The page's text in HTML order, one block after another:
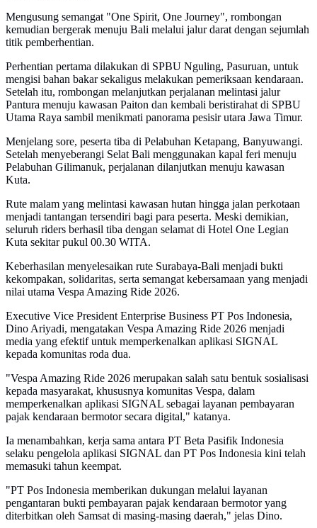
Mengusung semangat "One Spirit, One Journey", rombongan
kemudian bergerak menuju Bali melalui jalur darat dengan sejumlah
titik pemberhentian.
Perhentian pertama dilakukan di SPBU Nguling, Pasuruan, untuk
mengisi bahan bakar sekaligus melakukan pemeriksaan kendaraan.
Setelah itu, rombongan melanjutkan perjalanan melintasi jalur
Pantura menuju kawasan Paiton dan kembali beristirahat di SPBU
Utama Raya sambil menikmati panorama pesisir utara Jawa Timur.
Menjelang sore, peserta tiba di Pelabuhan Ketapang, Banyuwangi.
Setelah menyeberangi Selat Bali menggunakan kapal feri menuju
Pelabuhan Gilimanuk, perjalanan dilanjutkan menuju kawasan
Kuta.
Rute malam yang melintasi kawasan hutan hingga jalan perkotaan
menjadi tantangan tersendiri bagi para peserta. Meski demikian,
seluruh riders berhasil tiba dengan selamat di Hotel One Legian
Kuta sekitar pukul 00.30 WITA.
Keberhasilan menyelesaikan rute Surabaya-Bali menjadi bukti
kekompakan, solidaritas, serta semangat kebersamaan yang menjadi
nilai utama Vespa Amazing Ride 2026.
Executive Vice President Enterprise Business PT Pos Indonesia,
Dino Ariyadi, mengatakan Vespa Amazing Ride 2026 menjadi
media yang efektif untuk memperkenalkan aplikasi SIGNAL
kepada komunitas roda dua.
"Vespa Amazing Ride 2026 merupakan salah satu bentuk sosialisasi
kepada masyarakat, khususnya komunitas Vespa, dalam
memperkenalkan aplikasi SIGNAL sebagai layanan pembayaran
pajak kendaraan bermotor secara digital," katanya.
Ia menambahkan, kerja sama antara PT Beta Pasifik Indonesia
selaku pengelola aplikasi SIGNAL dan PT Pos Indonesia kini telah
memasuki tahun keempat.
"PT Pos Indonesia memberikan dukungan melalui layanan
pengantaran bukti pembayaran pajak kendaraan bermotor yang
diterbitkan oleh Samsat di masing-masing daerah," jelas Dino.